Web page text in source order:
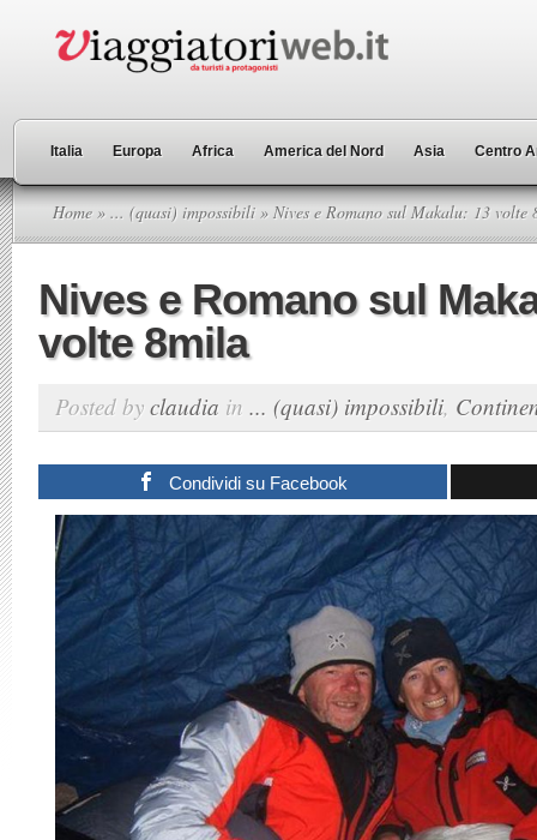
Italia Europa Africa America del Nord Asia Centro
Home » ... (quasi) impossibili» Nives e Romano sul Makalu: 13 volte
Nives e Romano sul
volte 8mila
Posted by claudia in ... (quasi) impossibili,
Condividi su Facebook